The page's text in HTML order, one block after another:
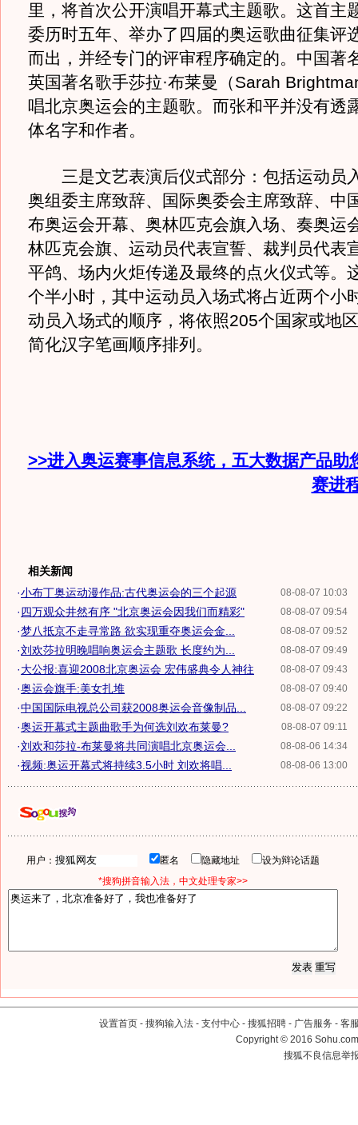
里，将首次公开演唱开幕式主题歌。这首主
委历时五年、举办了四届的奥运歌曲征集评
而出，并经专门的评审程序确定的。中国著
英国著名歌手莎拉·布莱曼（Sarah
唱北京奥运会的主题歌。而张和平并没有透
体名字和作者。
三是文艺表演后仪式部分：包括运动员
奥组委主席致辞、国际奥委会主席致辞、中
布奥运会开幕、奥林匹克会旗入场、奏奥运
林匹克会旗、运动员代表宣誓、裁判员代表
平鸽、场内火炬传递及最终的点火仪式等。
个半小时，其中运动员入场式将占近两个小
动员入场式的顺序，将依照205个国家或地
简化汉字笔画顺序排列。
>>进入奥运赛事信息系统，五大数据产品助
赛进
相关新闻
08-08-07 10:03
·小布丁奥运动漫作品:古代奥运会的三个起源
08-08-07 09:54
·四万观众井然有序 "北京奥运会因我们而精彩"
08-08-07 09:52
·梦八抵京不走寻常路 欲实现重夺奥运会金...
08-08-07 09:49
·刘欢莎拉明晚唱响奥运会主题歌 长度约为...
08-08-07 09:43
·大公报:喜迎2008北京奥运会 宏伟盛典令人神往
08-08-07 09:40
·奥运会旗手:美女扎堆
08-08-07 09:22
·中国国际电视总公司获2008奥运会音像制品...
08-08-07 09:11
·奥运开幕式主题曲歌手为何选刘欢布莱曼?
08-08-06 14:34
·刘欢和莎拉-布莱曼将共同演唱北京奥运会...
08-08-06 13:00
·视频:奥运开幕式将持续3.5小时 刘欢将唱...
用户： 匿名 隐藏地址
设为辩论话题
*搜狗拼音输入法，中文处理专家>>
设置首页 - 搜狗输入法 - 支付中心 - 搜狐招聘 - 广告服务 - 客
Copyright©2016
搜狐不良信息举